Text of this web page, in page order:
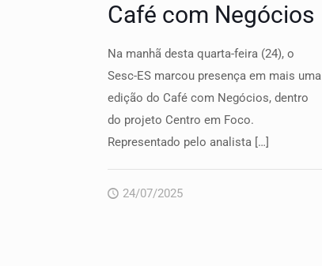
Café com Negócios
Na manhã desta quarta-feira (24), o
Sesc-ES marcou presença em mais uma
edição do Café com Negócios, dentro
do projeto Centro em Foco.
Representado pelo analista[…]
24/07/2025